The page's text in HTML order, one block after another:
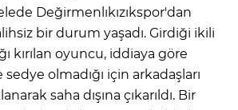
Değirmenlıkızıkspor'dan
bir durum yaşadı. Girdiği ikili
kırılan oyuncu, iddiaya göre
olmadığı için arkadaşları
saha dışına çıkarıldı. Bir